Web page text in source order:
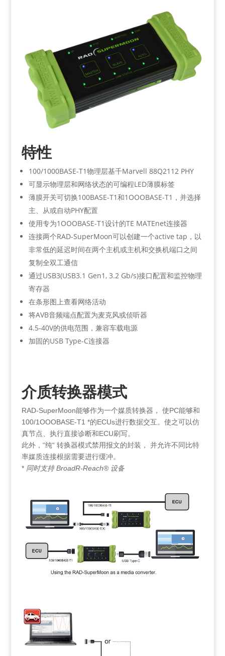
特性
100/1000BASE-T1物理层基千Marvell 88Q2112 PHY
可显示物理层和网络状态的可编程LED薄膜标签
薄膜开关可切换100BASE-T1和1OOOBASE-T1，并选择
主、从或自动PHY配置
使用专为1OOOBASE-T1设计的TE MATEnet连接器
连接两个RAD-SuperMoon可以创建一个active tap，以
非常低的延迟时间在两个主机或主机和交换机端口之间
复制全双工通信
通过USB3(USB3.1 Gen1, 3.2 Gb/s)接口配置和监控物理
寄存器
在条形图上查看网络活动
将AVB音频端点配置为麦克风或侦听器
4.5-40V的供电范围，兼容车载电源
加固的USB Type-C连接器
介质转换器模式
RAD-SuperMoon能够作为一个媒质转换器， 使PC能够和
100/1OOOBASE-T1 *的ECUs进行数据交互。使之可以仿
真节点、执行直接诊断和ECU刷写。
此外，“纯“ 转换器模式禁用报文的封装， 并允许不同比特
率媒质连接根据需要进行缓冲。
* 同时支持 BroadR-Reach® 设备